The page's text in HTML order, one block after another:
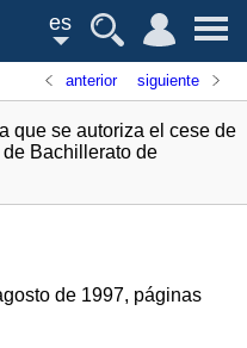
es
anterior siguiente
que se autoriza el cese de
Bachillerato de
de 1997, páginas